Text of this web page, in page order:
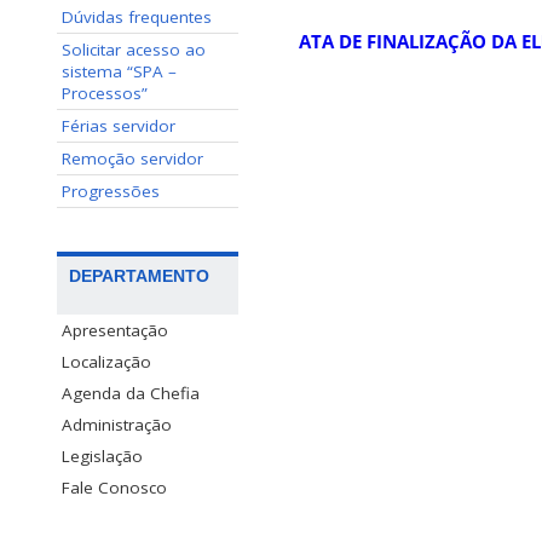
Dúvidas frequentes
Solicitar acesso ao
sistema “SPA –
Processos”
Férias servidor
Remoção servidor
Progressões
DEPARTAMENTO
Apresentação
Localização
Agenda da Chefia
Administração
Legislação
Fale Conosco
ATA DE FINALIZAÇÃO DA